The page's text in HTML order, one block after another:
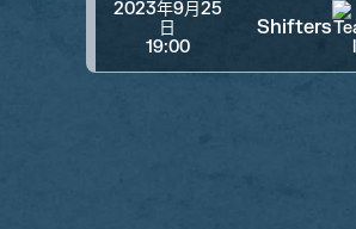
2023年9月25
日
19:00
Shifters